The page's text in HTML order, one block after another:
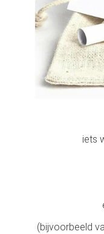
iets
(bijvoorbeeld